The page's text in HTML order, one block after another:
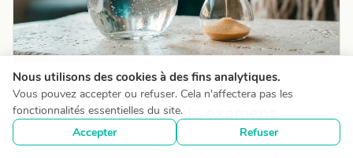
24 July 2026
Lévothyroxine : quels examens
surveiller et à quelle fréquence
Nous utilisons des cookies à des fins analytiques.
Vous pouvez accepter ou refuser. Cela n'affectera pas les
fonctionnalités essentielles du site.
Accepter
Refuser